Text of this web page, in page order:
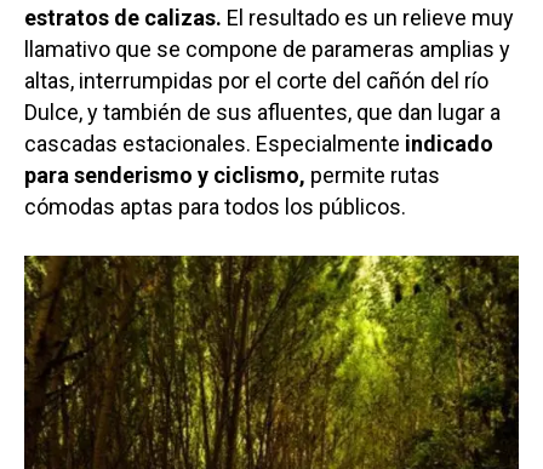
estratos de calizas. El resultado es un relieve muy
llamativo que se compone de parameras amplias y
altas, interrumpidas por el corte del cañón del río
Dulce, y también de sus afluentes, que dan lugar a
cascadas estacionales. Especialmente indicado
para senderismo y ciclismo, permite rutas
cómodas aptas para todos los públicos.